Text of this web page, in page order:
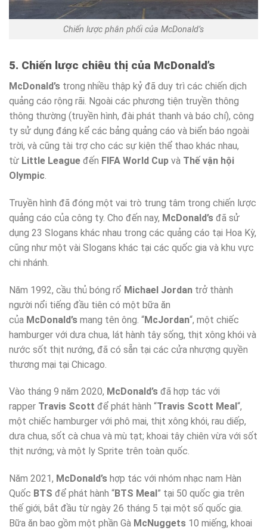
Chiến lược phân phối của McDonald’s
5. Chiến lược chiêu thị của McDonald’s
McDonald’s trong nhiều thập kỷ đã duy trì các chiến dịch
quảng cáo rộng rãi. Ngoài các phương tiện truyền thông
thông thường (truyền hình, đài phát thanh và báo chí), công
ty sử dụng đáng kể các bảng quảng cáo và biển báo ngoài
trời, và cũng tài trợ cho các sự kiện thể thao khác nhau,
từ Little League đến FIFA World Cup và Thế vận hội
Olympic.
Truyền hình đã đóng một vai trò trung tâm trong chiến lược
quảng cáo của công ty. Cho đến nay, McDonald’s đã sử
dụng 23 Slogans khác nhau trong các quảng cáo tại Hoa Kỳ,
cũng như một vài Slogans khác tại các quốc gia và khu vực
chi nhánh.
Năm 1992, cầu thủ bóng rổ Michael Jordan trở thành
người nổi tiếng đầu tiên có một bữa ăn
của McDonald’s mang tên ông. “McJordan“, một chiếc
hamburger với dưa chua, lát hành tây sống, thịt xông khói và
nước sốt thịt nướng, đã có sẵn tại các cửa nhượng quyền
thương mại tại Chicago.
Vào tháng 9 năm 2020, McDonald’s đã hợp tác với
rapper Travis Scott để phát hành “Travis Scott Meal “,
một chiếc hamburger với phô mai, thịt xông khói, rau diếp,
dưa chua, sốt cà chua và mù tạt; khoai tây chiên vừa với sốt
thịt nướng; và một ly Sprite trên toàn quốc.
Năm 2021, McDonald’s hợp tác với nhóm nhạc nam Hàn
Quốc BTS để phát hành “BTS Meal” tại 50 quốc gia trên
thế giới, bắt đầu từ ngày 26 tháng 5 tại một số quốc gia.
Bữa ăn bao gồm một phần Gà McNuggets 10 miếng, khoai